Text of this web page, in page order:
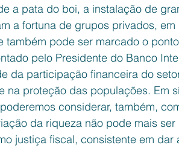
a pata do boi, a instalação de
a fortuna de grupos privados,
também pode ser marcado o
pelo Presidente do Banco
da participação financeira do
na proteção das populações. Em
considerar, também,
da riqueza não pode mais
justiça fiscal, consistente em